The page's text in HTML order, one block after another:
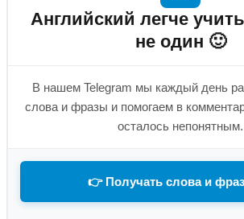
Английский легче
не один 🙂
В нашем Telegram мы каждый день
слова и фразы и помогаем в
осталось непонятным.
👉 Получать слова и